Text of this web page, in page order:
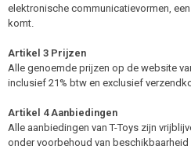
elektronische communicatievormen,
komt.
Artikel 3 Prijzen
Alle genoemde prijzen op de website
inclusief 21% btw en exclusief
Artikel 4 Aanbiedingen
Alle aanbiedingen van T-Toys zijn
onder voorbehoud van beschikbaarheid